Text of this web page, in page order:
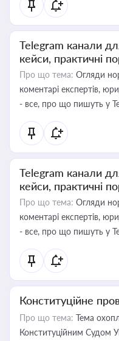
Telegram канали
кейси, практичні
Про що тема: Огляди
коментарі експертів,
- все, про що пишуть у
Telegram канали
кейси, практичні
Про що тема: Огляди
коментарі експертів,
- все, про що пишуть у
Конституційне
Про що тема: Тема
Конституційним Судом